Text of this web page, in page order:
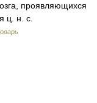
проявляющихся
ц. н. с.